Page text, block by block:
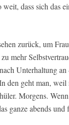
dass sich das
zurück, um
mehr
Unterhaltung an
den geht man, weil
Morgens.
ganze abends